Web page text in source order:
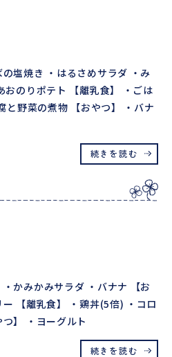
の塩焼き ・はるさめサラダ ・み
おのりポテト 【離乳食】 ・ごは
と野菜の煮物 【おやつ】 ・バナ
続きを読む
・かみかみサラダ ・バナナ 【お
【離乳食】 ・鶏丼(5倍) ・コロ
】 ・ヨーグルト
続きを読む